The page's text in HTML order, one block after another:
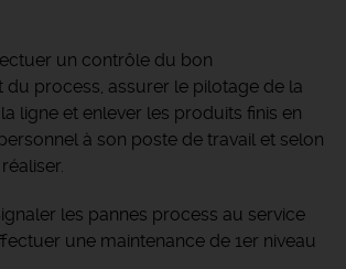
un contrôle du bon
process, assurer le pilotage de la
ligne et enlever les produits finis en
à son poste de travail et selon
les pannes process au service
une maintenance de 1er niveau